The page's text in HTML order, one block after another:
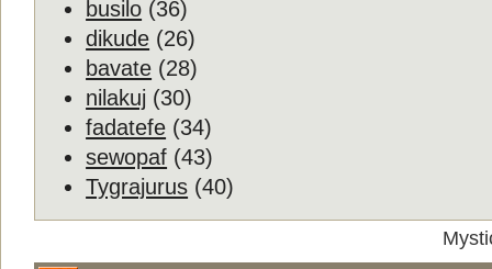
busilo (36)
dikude (26)
bavate (28)
nilakuj (30)
fadatefe (34)
sewopaf (43)
Tygrajurus (40)